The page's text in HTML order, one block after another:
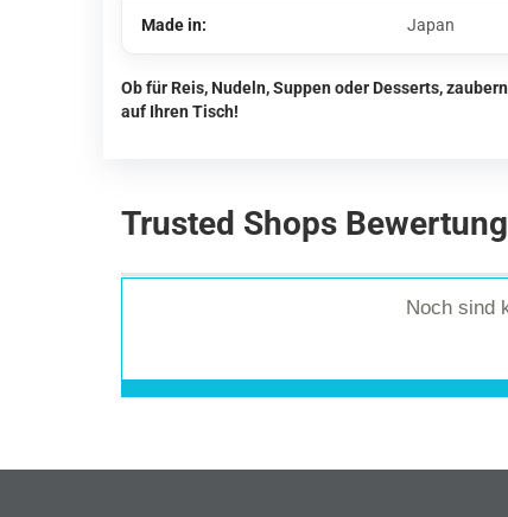
Made in: Japan
Ob für Reis, Nudeln, Suppen oder Desserts,
auf Ihren Tisch!
Trusted Shops
Noch sind